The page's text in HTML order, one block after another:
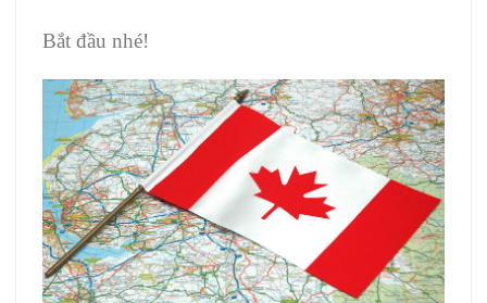
Bắt đầu nhé!